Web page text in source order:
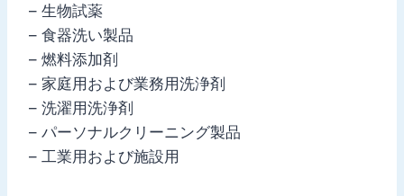
– 生物試薬
– 食器洗い製品
– 燃料添加剤
– 家庭用および業務用洗浄剤
– 洗濯用洗浄剤
– パーソナルクリーニング製品
– 工業用および施設用